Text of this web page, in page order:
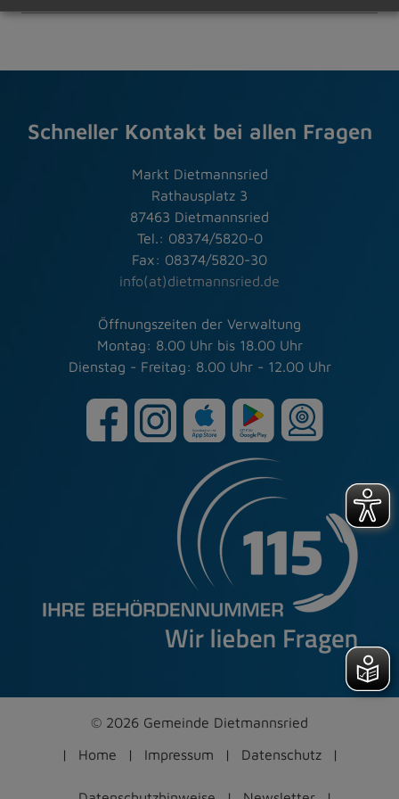
Schneller Kontakt bei allen Fragen
Markt Dietmannsried
Rathausplatz 3
87463 Dietmannsried
Tel.: 08374/5820-0
Fax: 08374/5820-30
info(at)dietmannsried.de
Öffnungszeiten der Verwaltung
Montag: 8.00 Uhr bis 18.00 Uhr
Dienstag - Freitag: 8.00 Uhr - 12.00 Uhr
© 2026 Gemeinde Dietmannsried
Home
Impressum Datenschutz